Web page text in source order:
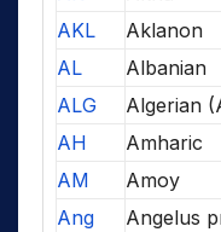
AKL
Aklanon
AL
Albanian
ALG
Algerian
AH
Amharic
AM
Amoy
Ang
Angelus